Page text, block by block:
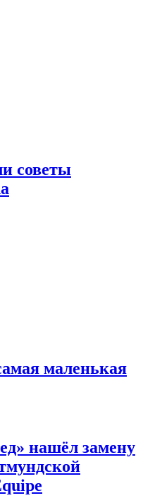
советы
маленькая
нашёл замену